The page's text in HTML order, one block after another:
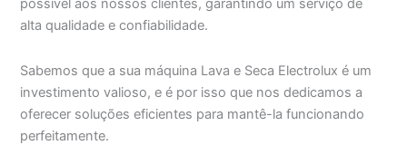
possível aos nossos clientes, garantindo um serviço de
alta qualidade e confiabilidade.
Sabemos que a sua máquina Lava e Seca Electrolux é um
investimento valioso, e é por isso que nos dedicamos a
oferecer soluções eficientes para mantê-la funcionando
perfeitamente.